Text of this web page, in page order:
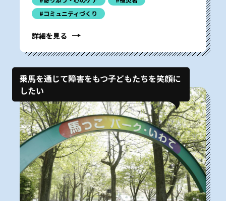
#コミュニティづくり
詳細を見る
乗馬を通じて障害をもつ子どもたちを笑顔に
したい